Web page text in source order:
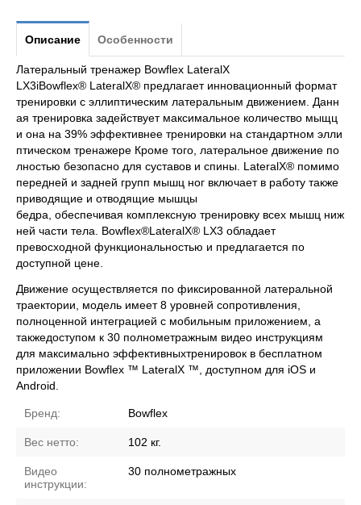
Описание Особенности
Латеральный тренажер Bowflex LateralX
LX3iBowflex® LateralX® предлагает инновационный формат
тренировки с эллиптическим латеральным движением. Данн
ая тренировка задействует максимальное количество мыщц
и она на 39% эффективнее тренировки на стандартном элли
птическом тренажере Кроме того, латеральное движение по
лностью безопасно для суставов и спины. LateralX® помимо
передней и задней групп мышц ног включает в работу также
приводящие и отводящие мышцы
бедра, обеспечивая комплексную тренировку всех мышц ниж
ней части тела. Bowflex®LateralX® LX3 обладает
превосходной функциональностью и предлагается по
доступной цене.
Движение осуществляется по фиксированной латеральной
траектории, модель имеет 8 уровней сопротивления,
полноценной интеграцией с мобильным приложением, а
такжедоступом к 30 полнометражным видео инструкциям
для максимально эффективныхтренировок в бесплатном
приложении Bowflex ™ LateralX ™, доступном для iOS и
Android.
Бренд: Bowflex
Вес нетто: 102 кг.
Видео
инструкции:
30 полнометражных